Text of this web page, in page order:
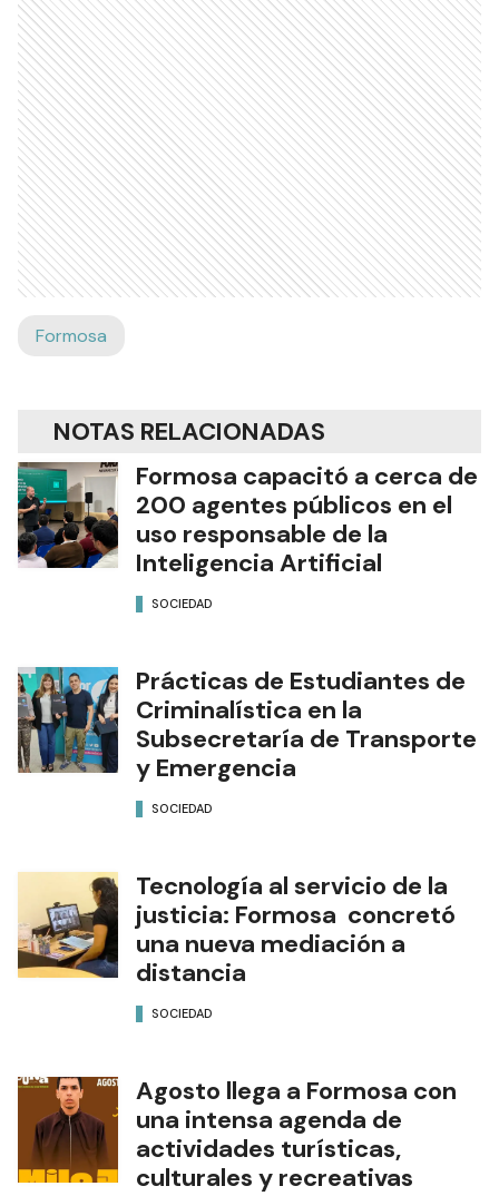
Formosa
NOTAS RELACIONADAS
Formosa capacitó a cerca de
200 agentes públicos en el
uso responsable de la
Inteligencia Artificial
SOCIEDAD
Prácticas de Estudiantes de
Criminalística en la
Subsecretaría de Transporte
y Emergencia
SOCIEDAD
Tecnología al servicio de la
justicia: Formosa concretó
una nueva mediación a
distancia
SOCIEDAD
Agosto llega a Formosa con
una intensa agenda de
actividades turísticas,
culturales y recreativas